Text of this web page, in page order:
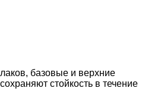
базовые и верхние
стойкость в течение